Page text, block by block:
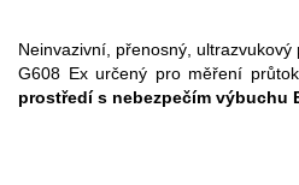
Neinvazivní, přenosný,
G608 Ex určený pro měření
prostředí s nebezpečím výbuchu